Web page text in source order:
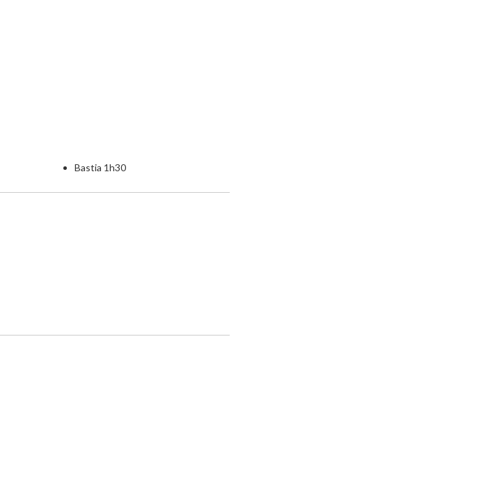
Bastia 1h30